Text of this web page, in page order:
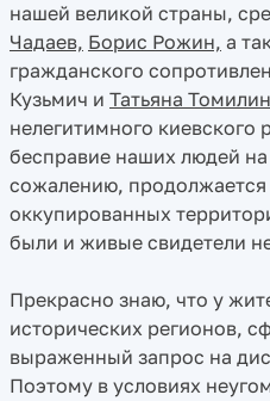
нашей великой страны,
Чадаев, Борис Рожин, а
гражданского
Кузьмич и Татьяна
нелегитимного
бесправие наших людей
сожалению,
оккупированных
были и живые свидетели
Прекрасно знаю, что у
исторических регионов,
выраженный запрос на
Поэтому в условиях